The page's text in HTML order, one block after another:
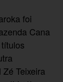
foi
Cana
Teixeira